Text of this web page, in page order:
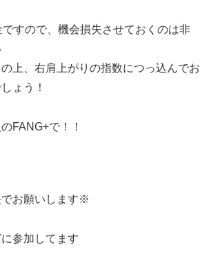
すので、機会損失させておくのは非
上、右肩上がりの指数につっ込んでお
ょう！
FANG+で！！
お願いします※
参加してます